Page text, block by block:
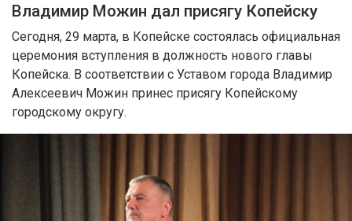
Владимир Можин дал присягу Копейску
Сегодня, 29 марта, в Копейске состоялась официальная
церемония вступления в должность нового главы
Копейска. В соответствии с Уставом города Владимир
Алексеевич Можин принес присягу Копейскому
городскому округу.